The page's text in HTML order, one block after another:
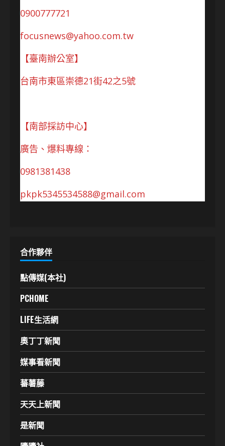
0900777721
focusnews@yahoo.com.tw
【臺南辦公室】
台南市東區崇德21街42之5號
【南部採訪中心】
廣告、爆料專線：
0981381438
pkpk5345534588@gmail.com
合作夥伴
點傳媒(本社)
PCHOME
LIFE生活網
奧丁丁新聞
媒事看新聞
蕃薯藤
天天上新聞
是新聞